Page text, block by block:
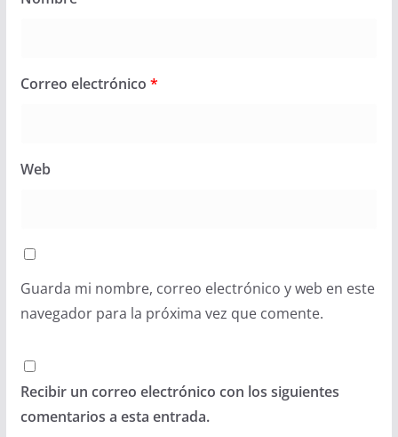
Correo electrónico *
Web
Guarda mi nombre, correo electrónico y web en este
navegador para la próxima vez que comente.
Recibir un correo electrónico con los siguientes
comentarios a esta entrada.